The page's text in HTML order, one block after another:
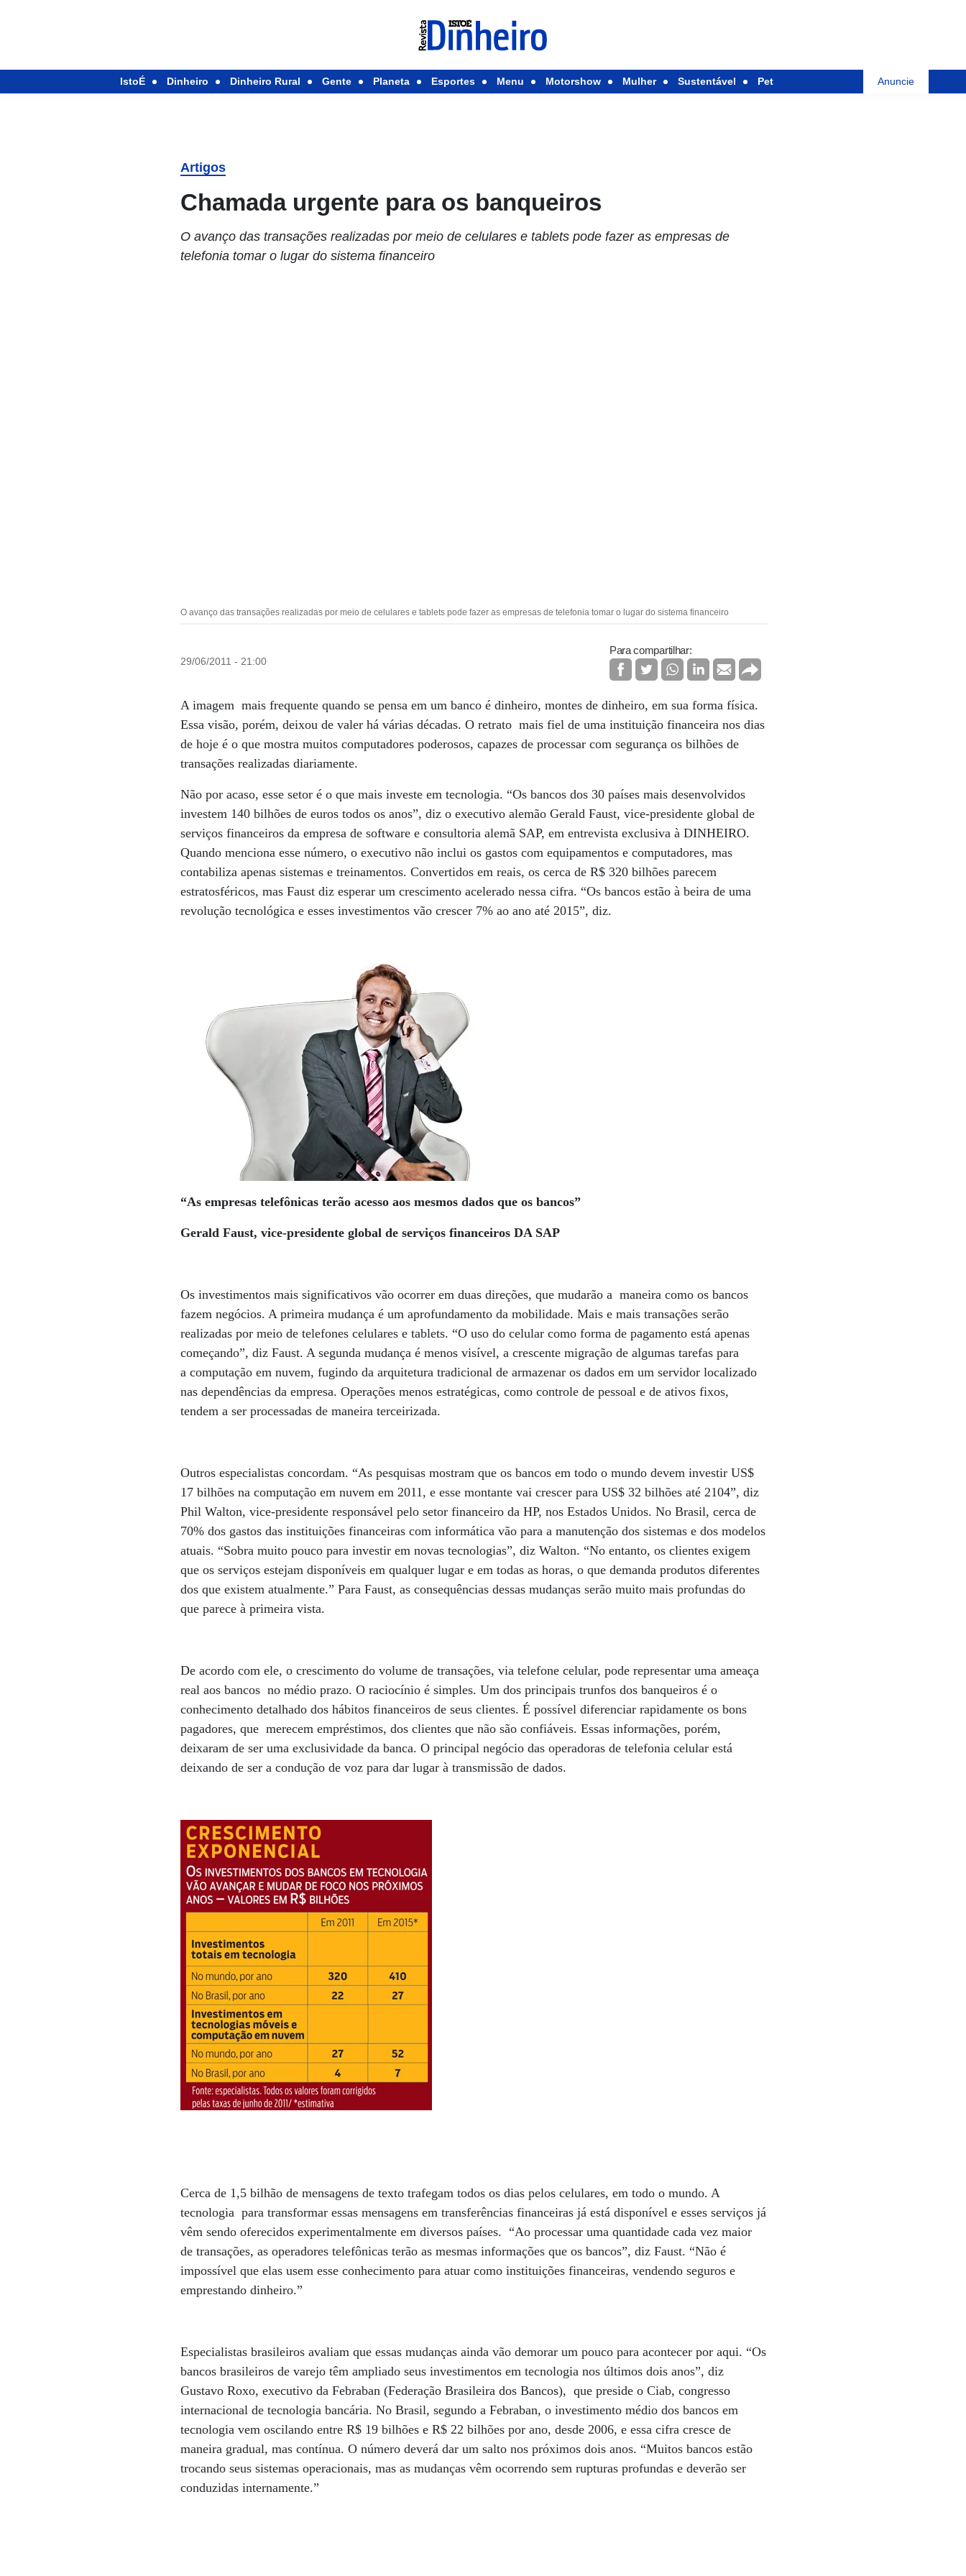
IstoÉ Dinheiro Dinheiro Rural Gente Planeta Esportes Menu Motorshow Mulher Sustentável Pet Anuncie
Artigos
Chamada urgente para os banqueiros
O avanço das transações realizadas por meio de celulares e tablets pode fazer as empresas de
telefonia tomar o lugar do sistema financeiro
O avanço das transações realizadas por meio de celulares e tablets pode fazer as empresas de telefonia tomar o lugar do sistema financeiro
29/06/2011 - 21:00
Para compartilhar:
A imagem mais frequente quando se pensa em um banco é dinheiro, montes de dinheiro, em sua forma física.
Essa visão, porém, deixou de valer há várias décadas. O retrato mais fiel de uma instituição financeira nos dias
de hoje é o que mostra muitos computadores poderosos, capazes de processar com segurança os bilhões de
transações realizadas diariamente.
Não por acaso, esse setor é o que mais investe em tecnologia. “Os bancos dos 30 países mais desenvolvidos
investem 140 bilhões de euros todos os anos”, diz o executivo alemão Gerald Faust, vice-presidente global de
serviços financeiros da empresa de software e consultoria alemã SAP, em entrevista exclusiva à DINHEIRO.
Quando menciona esse número, o executivo não inclui os gastos com equipamentos e computadores, mas
contabiliza apenas sistemas e treinamentos. Convertidos em reais, os cerca de R$ 320 bilhões parecem
estratosféricos, mas Faust diz esperar um crescimento acelerado nessa cifra. “Os bancos estão à beira de uma
revolução tecnológica e esses investimentos vão crescer 7% ao ano até 2015”, diz.
“As empresas telefônicas terão acesso aos mesmos dados que os bancos”
Gerald Faust, vice-presidente global de serviços financeiros DA SAP
Os investimentos mais significativos vão ocorrer em duas direções, que mudarão a maneira como os bancos
fazem negócios. A primeira mudança é um aprofundamento da mobilidade. Mais e mais transações serão
realizadas por meio de telefones celulares e tablets. “O uso do celular como forma de pagamento está apenas
começando”, diz Faust. A segunda mudança é menos visível, a crescente migração de algumas tarefas para
a computação em nuvem, fugindo da arquitetura tradicional de armazenar os dados em um servidor localizado
nas dependências da empresa. Operações menos estratégicas, como controle de pessoal e de ativos fixos,
tendem a ser processadas de maneira terceirizada.
Outros especialistas concordam. “As pesquisas mostram que os bancos em todo o mundo devem investir US$
17 bilhões na computação em nuvem em 2011, e esse montante vai crescer para US$ 32 bilhões até 2104”, diz
Phil Walton, vice-presidente responsável pelo setor financeiro da HP, nos Estados Unidos. No Brasil, cerca de
70% dos gastos das instituições financeiras com informática vão para a manutenção dos sistemas e dos modelos
atuais. “Sobra muito pouco para investir em novas tecnologias”, diz Walton. “No entanto, os clientes exigem
que os serviços estejam disponíveis em qualquer lugar e em todas as horas, o que demanda produtos diferentes
dos que existem atualmente.” Para Faust, as consequências dessas mudanças serão muito mais profundas do
que parece à primeira vista.
De acordo com ele, o crescimento do volume de transações, via telefone celular, pode representar uma ameaça
real aos bancos no médio prazo. O raciocínio é simples. Um dos principais trunfos dos banqueiros é o
conhecimento detalhado dos hábitos financeiros de seus clientes. É possível diferenciar rapidamente os bons
pagadores, que merecem empréstimos, dos clientes que não são confiáveis. Essas informações, porém,
deixaram de ser uma exclusividade da banca. O principal negócio das operadoras de telefonia celular está
deixando de ser a condução de voz para dar lugar à transmissão de dados.
Cerca de 1,5 bilhão de mensagens de texto trafegam todos os dias pelos celulares, em todo o mundo. A
tecnologia para transformar essas mensagens em transferências financeiras já está disponível e esses serviços já
vêm sendo oferecidos experimentalmente em diversos países. “Ao processar uma quantidade cada vez maior
de transações, as operadores telefônicas terão as mesmas informações que os bancos”, diz Faust. “Não é
impossível que elas usem esse conhecimento para atuar como instituições financeiras, vendendo seguros e
emprestando dinheiro.”
Especialistas brasileiros avaliam que essas mudanças ainda vão demorar um pouco para acontecer por aqui. “Os
bancos brasileiros de varejo têm ampliado seus investimentos em tecnologia nos últimos dois anos”, diz
Gustavo Roxo, executivo da Febraban (Federação Brasileira dos Bancos), que preside o Ciab, congresso
internacional de tecnologia bancária. No Brasil, segundo a Febraban, o investimento médio dos bancos em
tecnologia vem oscilando entre R$ 19 bilhões e R$ 22 bilhões por ano, desde 2006, e essa cifra cresce de
maneira gradual, mas contínua. O número deverá dar um salto nos próximos dois anos. “Muitos bancos estão
trocando seus sistemas operacionais, mas as mudanças vêm ocorrendo sem rupturas profundas e deverão ser
conduzidas internamente.”